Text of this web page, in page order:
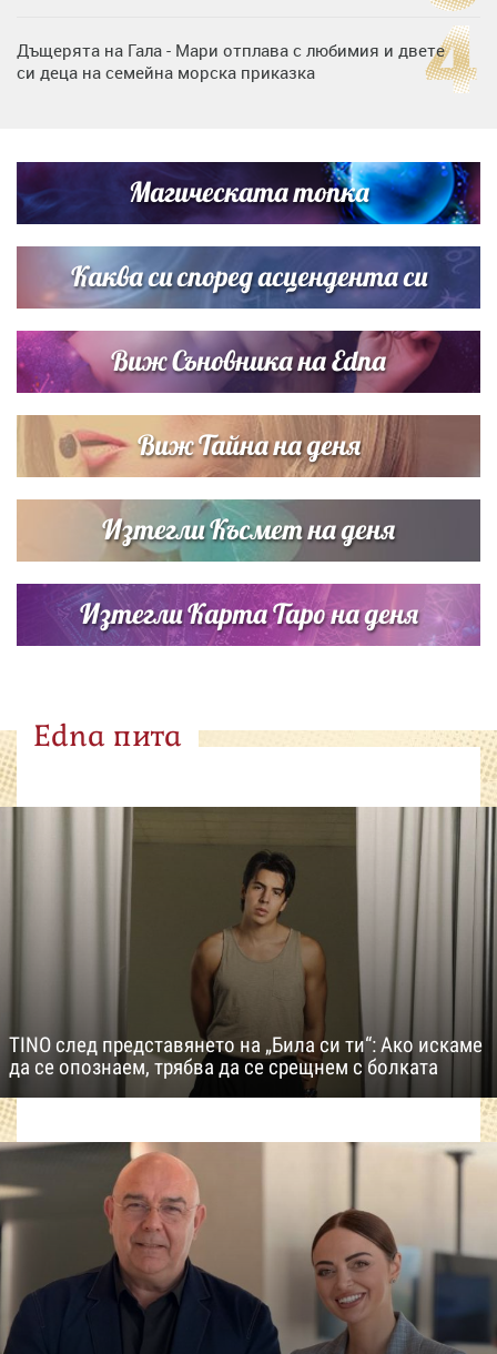
Дъщерята на Гала - Мари отплава с любимия и двете
си деца на семейна морска приказка
Димов издадоха своето любимо място
Дъщерята на Тодор Батков вдигна сватба, Стоичков и
Братя Аргирови я изненадаха с песен
Магическата топка
Каква си според асцендента си
Виж Съновника на Edna
Виж Тайна на деня
Изтегли Късмет на деня
Изтегли Карта Таро на деня
Edna пита
TINO след представянето на „Била си ти“: Ако искаме
да се опознаем, трябва да се срещнем с болката